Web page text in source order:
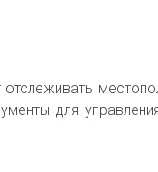
для